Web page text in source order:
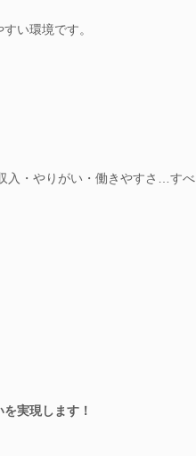
い環境です。
入・やりがい・働きやすさ…すべ
実現します！